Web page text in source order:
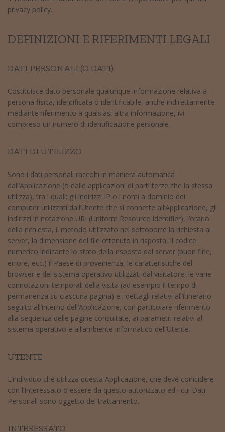
privacy policy.
DEFINIZIONI E RIFERIMENTI LEGALI
DATI PERSONALI (O DATI)
Costituisce dato personale qualunque informazione relativa a
persona fisica, identificata o identificabile, anche indirettamente,
mediante riferimento a qualsiasi altra informazione, ivi
compreso un numero di identificazione personale.
DATI DI UTILIZZO
Sono i dati personali raccolti in maniera automatica
dall’Applicazione (o dalle applicazioni di parti terze che la stessa
utilizza), tra i quali: gli indirizzi IP o i nomi a dominio dei
computer utilizzati dall’Utente che si connette all’Applicazione, gli
indirizzi in notazione URI (Uniform Resource Identifier), l’orario
della richiesta, il metodo utilizzato nel sottoporre la richiesta al
server, la dimensione del file ottenuto in risposta, il codice
numerico indicante lo stato della risposta dal server (buon fine,
errore, ecc.) il Paese di provenienza, le caratteristiche del
browser e del sistema operativo utilizzati dal visitatore, le varie
connotazioni temporali della visita (ad esempio il tempo di
permanenza su ciascuna pagina) e i dettagli relativi all’itinerario
seguito all’interno dell’Applicazione, con particolare riferimento
alla sequenza delle pagine consultate, ai parametri relativi al
sistema operativo e all’ambiente informatico dell’Utente.
UTENTE
L’individuo che utilizza questa Applicazione, che deve coincidere
con l’Interessato o essere da questo autorizzato ed i cui Dati
Personali sono oggetto del trattamento.
INTERESSATO